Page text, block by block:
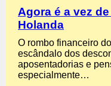
Agora é a vez
Holanda
O rombo financeiro
escândalo dos
aposentadorias e
especialmente…